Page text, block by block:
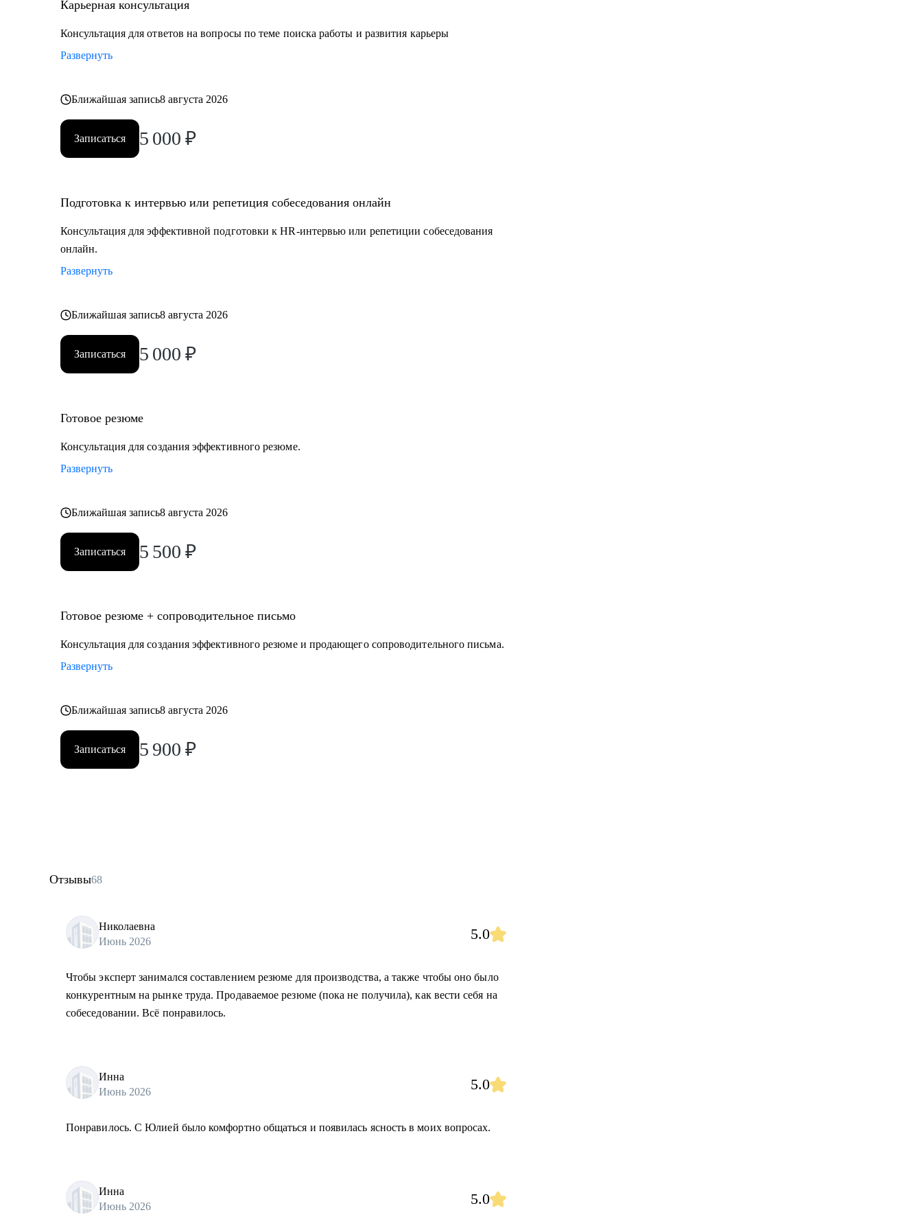
секретариат, сметно-договорная работа)
• Производственно-технический блок, строительство
Карьерная консультация
Консультация для ответов на вопросы по теме поиска работы и развития карьеры
Развернуть
Ближайшая запись8 августа 2026
Записаться 5 000 ₽
Подготовка к интервью или репетиция собеседования онлайн
Консультация для эффективной подготовки к HR-интервью или репетиции собеседования
онлайн.
Развернуть
Ближайшая запись8 августа 2026
Записаться 5 000 ₽
Готовое резюме
Консультация для создания эффективного резюме.
Развернуть
Ближайшая запись8 августа 2026
Записаться 5 500 ₽
Готовое резюме + сопроводительное письмо
Консультация для создания эффективного резюме и продающего сопроводительного письма.
Развернуть
Ближайшая запись8 августа 2026
Записаться 5 900 ₽
Отзывы68
Николаевна
Июнь 2026
5.0
Чтобы эксперт занимался составлением резюме для производства, а также чтобы оно было
конкурентным на рынке труда. Продаваемое резюме (пока не получила), как вести себя на
собеседовании. Всё понравилось.
Инна
Июнь 2026
5.0
Понравилось. С Юлией было комфортно общаться и появилась ясность в моих вопросах.
Инна
Июнь 2026
5.0